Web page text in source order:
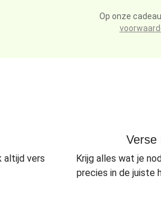
Op onze
altijd vers
Verse
Krijg alles wat je
precies in de juiste